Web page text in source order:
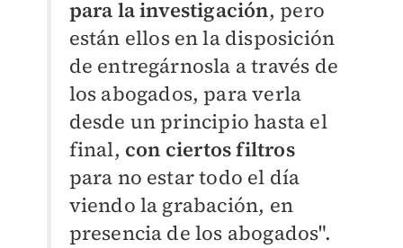
para la investigación, pero
están ellos en la disposición
de entregárnosla a través de
los abogados, para verla
desde un principio hasta el
final, con ciertos filtros
para no estar todo el día
viendo la grabación, en
presencia de los abogados".